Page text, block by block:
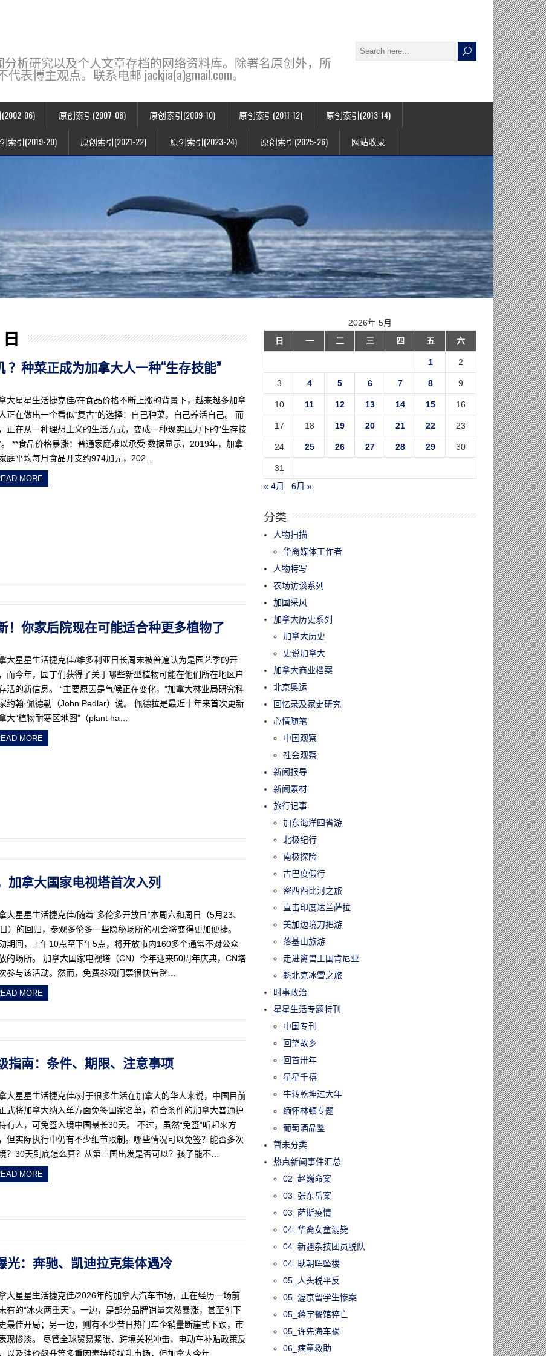
闻分析研究以及个人文章存档的网络资料库。除署名原创外，所
表博主观点。联系电邮 jackjia(a)gmail.com。
06) 原创索引(2007-08) 原创索引(2009-10) 原创索引(2011-12) 原创索引(2013-14)
索引(2019-20) 原创索引(2021-22) 原创索引(2023-24) 原创索引(2025-26) 网站收录
？种菜正成为加拿大人一种“生存技能”
大星星生活捷克佳/在食品价格不断上涨的背景下，越来越多加拿
正在做出一个看似“复古”的选择：自己种菜，自己养活自己。 而
正在从一种理想主义的生活方式，变成一种现实压力下的“生存技
。 **食品价格暴涨：普通家庭难以承受 数据显示，2019年，加拿
庭平均每月食品开支约974加元，202…
MORE
！你家后院现在可能适合种更多植物了
大星星生活捷克佳/维多利亚日长周末被普遍认为是园艺季的开
而今年，园丁们获得了关于哪些新型植物可能在他们所在地区户
活的新信息。 “主要原因是气候正在变化，”加拿大林业局研究科
约翰·佩德勒（John Pedlar）说。 佩德拉是最近十年来首次更新
大“植物耐寒区地图”（plant ha…
MORE
加拿大国家电视塔首次入列
大星星生活捷克佳/随着“多伦多开放日”本周六和周日（5月23、
）的回归，参观多伦多一些隐秘场所的机会将变得更加便捷。
期间，上午10点至下午5点，将开放市内160多个通常不对公众
的场所。 加拿大国家电视塔（CN）今年迎来50周年庆典，CN塔
参与该活动。然而，免费参观门票很快告罄…
MORE
指南：条件、期限、注意事项
大星星生活捷克佳/对于很多生活在加拿大的华人来说，中国目前
式将加拿大纳入单方面免签国家名单，符合条件的加拿大普通护
有人，可免签入境中国最长30天。 不过，虽然“免签”听起来方
但实际执行中仍有不少细节限制。哪些情况可以免签？能否多次
？30天到底怎么算？从第三国出发是否可以？孩子能不…
MORE
光：奔驰、凯迪拉克集体遇冷
大星星生活捷克佳/2026年的加拿大汽车市场，正在经历一场前
有的“冰火两重天”。一边，是部分品牌销量突然暴涨，甚至创下
最佳开局；另一边，则有不少昔日热门车企销量断崖式下跌，市
现惨淡。 尽管全球贸易紧张、跨境关税冲击、电动车补贴政策反
以及油价飙升等多重因素持续扰乱市场，但加拿大今年…
2026年 5月
日
一 二 三 四 五 六
1 2
3 4 5 6 7 8 9
10 11 12 13 14 15 16
17 18 19 20 21 22 23
24 25 26 27 28 29 30
31
« 4月
6月 »
分类
人物扫描
华裔媒体工作者
人物特写
农场访谈系列
加国采风
加拿大历史系列
加拿大历史
史说加拿大
加拿大商业档案
北京奥运
回忆录及家史研究
心情随笔
中国观察
社会观察
新闻报导
新闻素材
旅行记事
加东海洋四省游
北极纪行
南极探险
古巴度假行
密西西比河之旅
直击印度达兰萨拉
美加边境刀把游
落基山旅游
走进禽兽王国肯尼亚
魁北克冰雪之旅
时事政治
星星生活专题特刊
中国专刊
回望故乡
回首卅年
星星千禧
牛转乾坤过大年
缅怀林顿专题
葡萄酒品鉴
暂未分类
热点新闻事件汇总
02_赵巍命案
03_张东岳案
03_萨斯疫情
04_华裔女童溺毙
04_新疆杂技团员脱队
04_耿朝晖坠楼
05_人头税平反
05_渥京留学生惨案
05_蒋宇餐馆猝亡
05_许先海车祸
06_病童救助